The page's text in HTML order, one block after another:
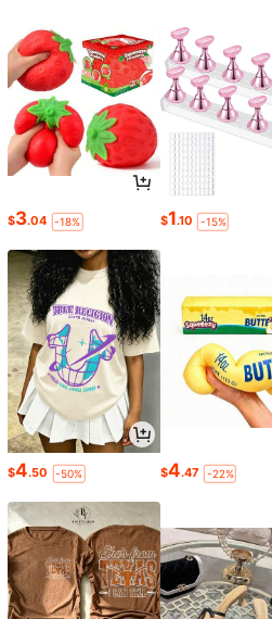
$3.04 -18% $1.10 -15%
$4.50 -50% $4.47 -22%